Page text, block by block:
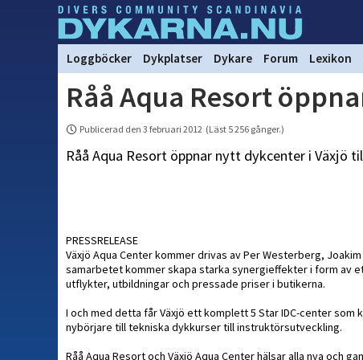
Loggböcker Dykplatser Dykare Forum Lexikon
Råå Aqua Resort
Publicerad den 3 februari 2012 (Läst 5 256 gånger.)
Råå Aqua Resort öppnar nytt dykcenter i Växjö
PRESSRELEASE
Växjö Aqua Center kommer drivas av Per Westerberg, Joakim
samarbetet kommer skapa starka synergieffekter i form av
utflykter, utbildningar och pressade priser i butikerna.
I och med detta får Växjö ett komplett 5 Star IDC-center som
nybörjare till tekniska dykkurser till instruktörsutveckling.
Råå Aqua Resort och Växjö Aqua Center hälsar alla nya och